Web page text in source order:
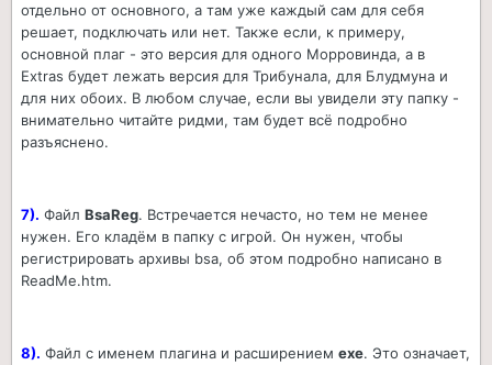
отдельно от основного, а там уже каждый сам для себя
решает, подключать или нет. Также если, к примеру,
основной плаг - это версия для одного Морровинда, а в
Extras будет лежать версия для Трибунала, для Блудмуна и
для них обоих. В любом случае, если вы увидели эту папку -
внимательно читайте ридми, там будет всё подробно
разъяснено.
7). Файл BsaReg. Встречается нечасто, но тем не менее
нужен. Его кладём в папку с игрой. Он нужен, чтобы
регистрировать архивы bsa, об этом подробно написано в
ReadMe.htm.
8). Файл с именем плагина и расширением exe. Это означает,